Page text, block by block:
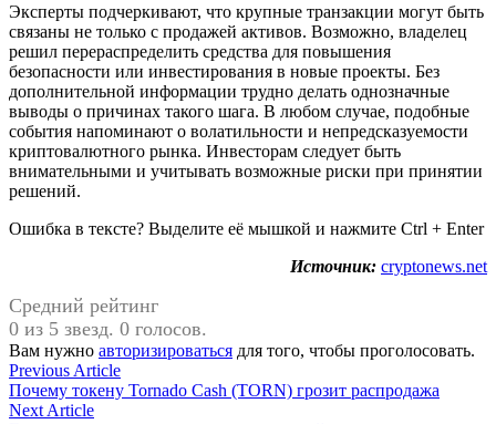
Эксперты подчеркивают, что крупные транзакции могут быть
связаны не только с продажей активов. Возможно, владелец
решил перераспределить средства для повышения
безопасности или инвестирования в новые проекты. Без
дополнительной информации трудно делать однозначные
выводы о причинах такого шага. В любом случае, подобные
события напоминают о волатильности и непредсказуемости
криптовалютного рынка. Инвесторам следует быть
внимательными и учитывать возможные риски при принятии
решений.
Ошибка в тексте? Выделите её мышкой и нажмите Ctrl + Enter
Источник: cryptonews.net
Средний рейтинг
0 из 5 звезд. 0 голосов.
Вам нужно авторизироваться для того, чтобы проголосовать.
Навигация
по
Previous ArticlePrevious
article:
Почему токену Tornado Cash (TORN) грозит распродажа
Next ArticleNext